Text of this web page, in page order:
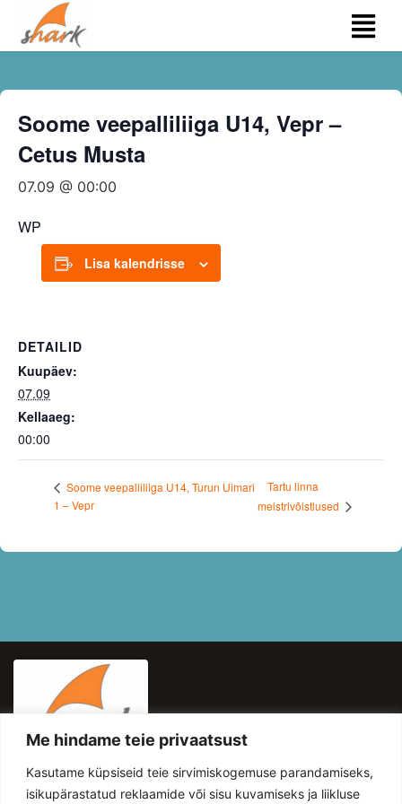
Me hindame teie privaatsust
Kasutame küpsiseid teie sirvimiskogemuse parandamiseks,
isikupärastatud reklaamide või sisu kuvamiseks ja liikluse
Soome veepalliliiga U14, Vepr –
Cetus Musta
07.09 @ 00:00
WP
Lisa kalendrisse
DETAILID
Kuupäev:
07.09
Kellaaeg:
00:00
Soome veepalliliiga U14, Turun Uimari
1 – Vepr
Tartu linna
meistrivõistlused
KASULIKUD LINGID
HINNAKIRI